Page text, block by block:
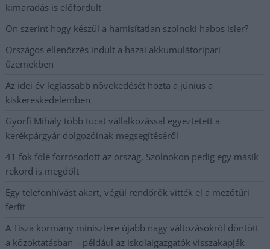
kimaradás is előfordult
Ön szerint hogy készül a hamisítatlan szolnoki habos isler?
Országos ellenőrzés indult a hazai akkumulátoripari
üzemekben
Az idei év leglassabb növekedését hozta a június a
kiskereskedelemben
Györfi Mihály több tucat vállalkozással egyeztetett a
kerékpárgyár dolgozóinak megsegítéséről
41 fok fölé forrósodott az ország, Szolnokon pedig egy másik
rekord is megdőlt
Egy telefonhívást akart, végül rendőrök vitték el a mezőtúri
férfit
A Tisza kormány minisztere újabb nagy változásokról döntött
a közoktatásban – például az iskolaigazgatók visszakapják